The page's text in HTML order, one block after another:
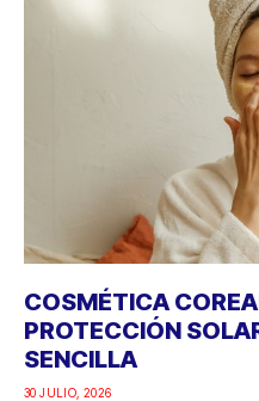
COSMÉTICA
PROTECCIÓN
SENCILLA
30 JULIO, 2026